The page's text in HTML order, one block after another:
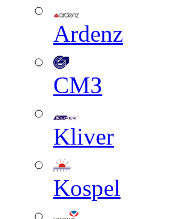
Ardenz
СМЗ
Kliver
Kospel